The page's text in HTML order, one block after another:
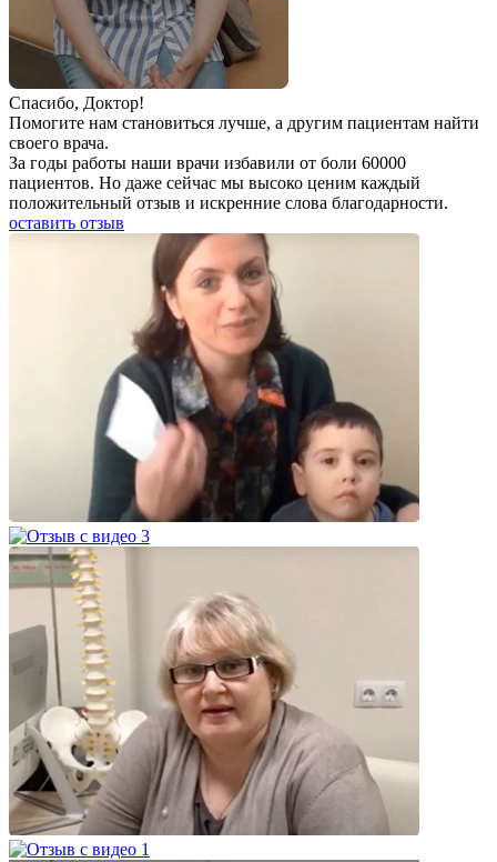
Спаcибо, Доктор!
Помогите нам становиться лучше, а другим пациентам найти
своего врача.
За годы работы наши врачи избавили от боли 60000
пациентов. Но даже сейчас мы высоко ценим каждый
положительный отзыв и искренние слова благодарности.
оставить отзыв